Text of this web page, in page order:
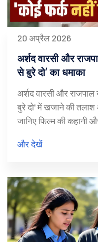
20 अप्रैल 2026
अर्शद वारसी और
से बुरे दो' का धमाका
अर्शद वारसी और
बुरे दो' में खजाने की
जानिए फिल्म की कहानी
और देखें